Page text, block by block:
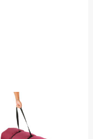
precio
original
188,00 €.
es:
149,90 €.